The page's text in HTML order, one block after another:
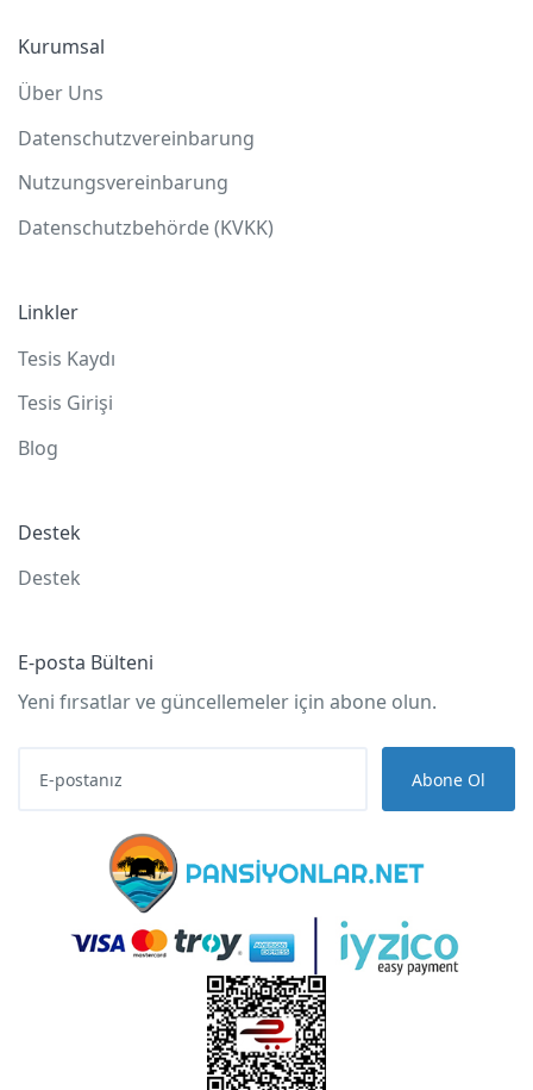
Kurumsal
Über Uns
Datenschutzvereinbarung
Nutzungsvereinbarung
Datenschutzbehörde (KVKK)
Linkler
Tesis Kaydı
Tesis Girişi
Blog
Destek
Destek
E-posta Bülteni
Yeni fırsatlar ve güncellemeler için abone olun.
Abone Ol